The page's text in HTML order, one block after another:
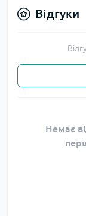
Відгуки
Немає